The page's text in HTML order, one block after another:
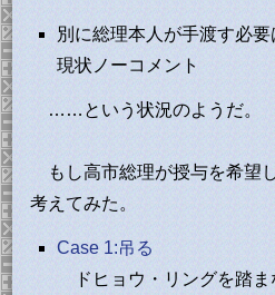
別に総理本人が手渡す必
現状ノーコメント
……という状況のようだ。
もし高市総理が授与を希望
考えてみた。
Case 1:吊る
ドヒョウ・リングを踏ま